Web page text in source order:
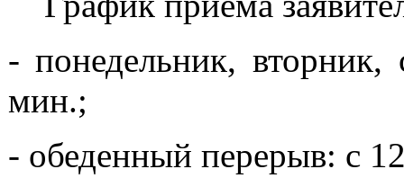
- понедельник,
мин.;
- обеденный перерыв: с